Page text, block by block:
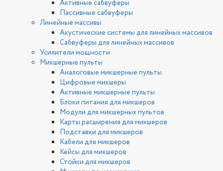
Активные сабвуферы
Пассивные сабвуферы
Линейные массивы
Акустические системы для линейных массивов
Сабвуферы для линейных массивов
Усилители мощности
Микшерные пульты
Аналоговые микшерные пульты
Цифровые микшеры
Активные микшерные пульты
Блоки питания для микшеров
Модули для микшерных пультов
Карты расширения для микшеров
Подставки для микшеров
Кабели для микшеров
Кейсы для микшеров
Стойки для микшеров